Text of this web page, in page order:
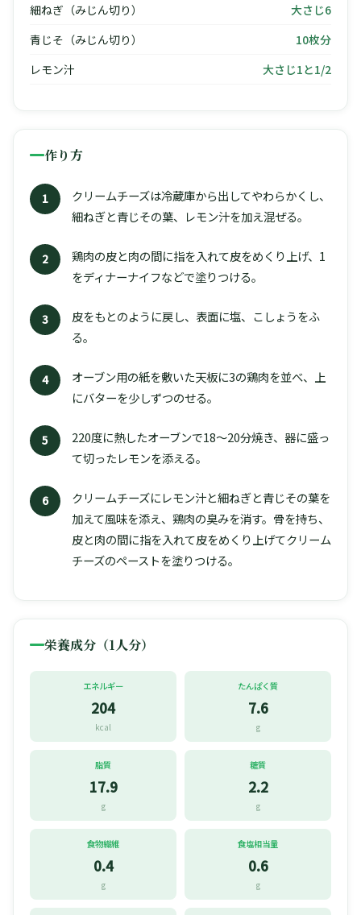
細ねぎ（みじん切り）
大さじ6
青じそ（みじん切り）
10枚分
レモン汁
大さじ1と1/2
作り方
1
クリームチーズは冷蔵庫から出してやわらかくし、
細ねぎと青じその葉、レモン汁を加え混ぜる。
2
鶏肉の皮と肉の間に指を入れて皮をめくり上げ、1
をディナーナイフなどで塗りつける。
3
皮をもとのように戻し、表面に塩、こしょうをふ
る。
4
オーブン用の紙を敷いた天板に3の鶏肉を並べ、上
にバターを少しずつのせる。
5
220度に熱したオーブンで18〜20分焼き、器に盛っ
て切ったレモンを添える。
6
クリームチーズにレモン汁と細ねぎと青じその葉を
加えて風味を添え、鶏肉の臭みを消す。骨を持ち、
皮と肉の間に指を入れて皮をめくり上げてクリーム
チーズのペーストを塗りつける。
栄養成分（1人分）
エネルギー
204
kcal
たんぱく質
7.6
g
脂質
17.9
g
糖質
2.2
g
食物繊維
0.4
g
食塩相当量
0.6
g